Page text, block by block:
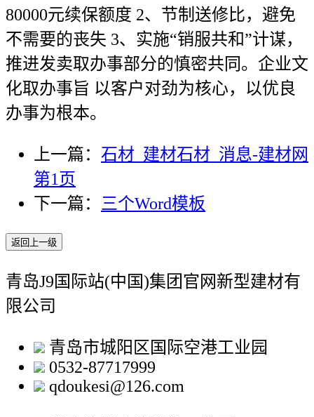
80000元续保额度 2、节制送修比，避免
不需要的丧失 3、实施“销服共和”计谋，
推进发卖取办事部分的慎密共同。企业文
化取办事旨 以客户对劲为核心，以优良
办事为根本。
上一篇： 石材_建材石材_消息-建材网
第1页
下一篇：
三个Word模板
返回上一级
青岛J9国际站(中国)集团官网新型建材有
限公司
青岛市城阳区国际空港工业园
0532-87717999
qdoukesi@126.com